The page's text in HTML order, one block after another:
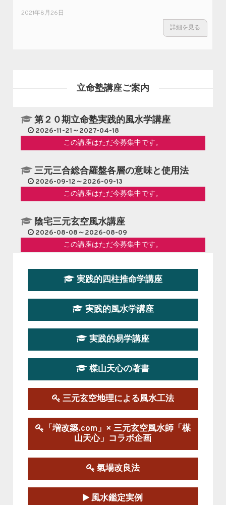
2021年8月26日
詳細を見る
立命塾講座ご案内
第２０期立命塾実践的風水学講座
2026-11-21～2027-04-18
この講座はただ今募集中です。
三元三合総合羅盤各層の意味と使用法
2026-09-12～2026-09-13
この講座はただ今募集中です。
陰宅三元玄空風水講座
2026-08-08～2026-08-09
この講座はただ今募集中です。
第１９期立命塾『実践的易学講座』
2026-08-22～2026-10-25
第19期立命塾実践的四柱推命学講座
2026-03-20～2026-07-19
第１９期立命塾実践的風水学講座
この講座の募集は終了しました。
陰宅三元玄空風水講座
2025-06-07～2025-06-08
この講座の募集は終了しました。
第１８期立命塾『実践的易学講座』
2025-06-21～2025-08-24
この講座の募集は終了しました。
実践的四柱推命学講座
実践的風水学講座
実践的易学講座
楳山天心の著書
三元玄空地理による風水工法
「増改築.com」× 三元玄空風水師「楳
山天心」コラボ企画
氣場改良法
風水鑑定実例